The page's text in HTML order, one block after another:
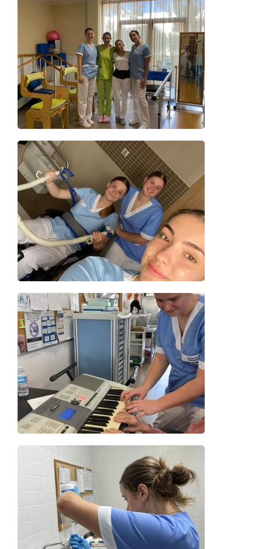
Details
Details
Details
Details